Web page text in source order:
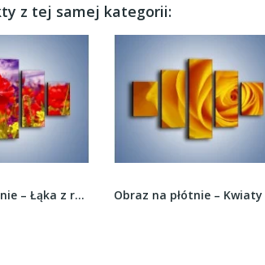
z tej samej kategorii:
Obraz na płótnie – Łąka z różnymi kwiatkami –...